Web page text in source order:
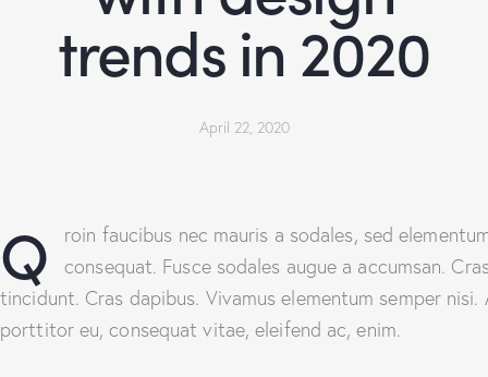
trends in 2020
April 22, 2020
Q
roin faucibus nec mauris a sodales, sed
consequat. Fusce sodales augue a accumsan.
tincidunt. Cras dapibus. Vivamus elementum semper
porttitor eu, consequat vitae, eleifend ac, enim.